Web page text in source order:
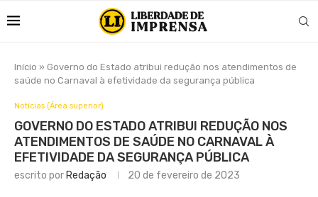
Início » Governo do Estado atribui redução nos atendimentos de
saúde no Carnaval à efetividade da segurança pública
Notícias (Área superior)
GOVERNO DO ESTADO ATRIBUI REDUÇÃO NOS
ATENDIMENTOS DE SAÚDE NO CARNAVAL À
EFETIVIDADE DA SEGURANÇA PÚBLICA
escrito por Redação 20 de fevereiro de 2023